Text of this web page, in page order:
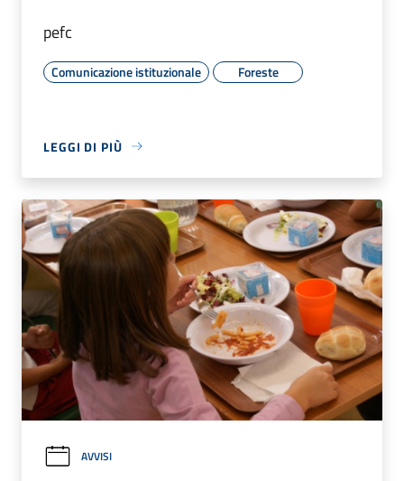
pefc
Comunicazione istituzionale Foreste
LEGGI DI PIÙ
AVVISI